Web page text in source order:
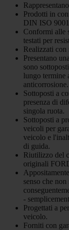
Prodotti in
DIN ISO
Conformi alle
testati per
Realizzati
Presentano
sono
lungo termine
anticorrosione.
Sottoposti a
presenza di
singola ruota.
Sottoposti a
veicoli per
veicolo e
di guida.
Riutilizzo del
originali
senso che
-
Progettati a
veicolo.
Forniti con